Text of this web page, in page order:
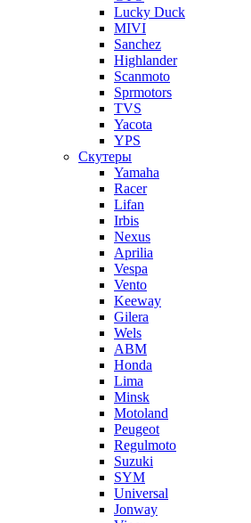
Lucky Duck
MIVI
Sanchez
Highlander
Scanmoto
Sprmotors
TVS
Yacota
YPS
Скутеры
Yamaha
Racer
Lifan
Irbis
Nexus
Aprilia
Vespa
Vento
Keeway
Gilera
Wels
ABM
Honda
Lima
Minsk
Motoland
Peugeot
Regulmoto
Suzuki
SYM
Universal
Jonway